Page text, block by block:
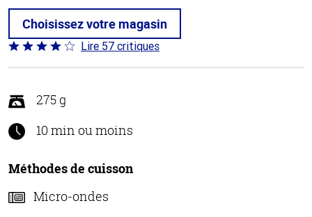
Choisissez votre magasin
Coté
4.2 sur
Lire 57 critiques
275 g
10 min ou moins
Méthodes de cuisson
Micro-ondes